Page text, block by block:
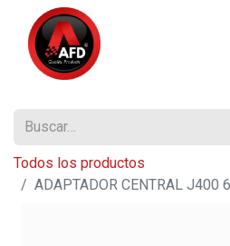
Todos los productos
ADAPTADOR CENTRAL